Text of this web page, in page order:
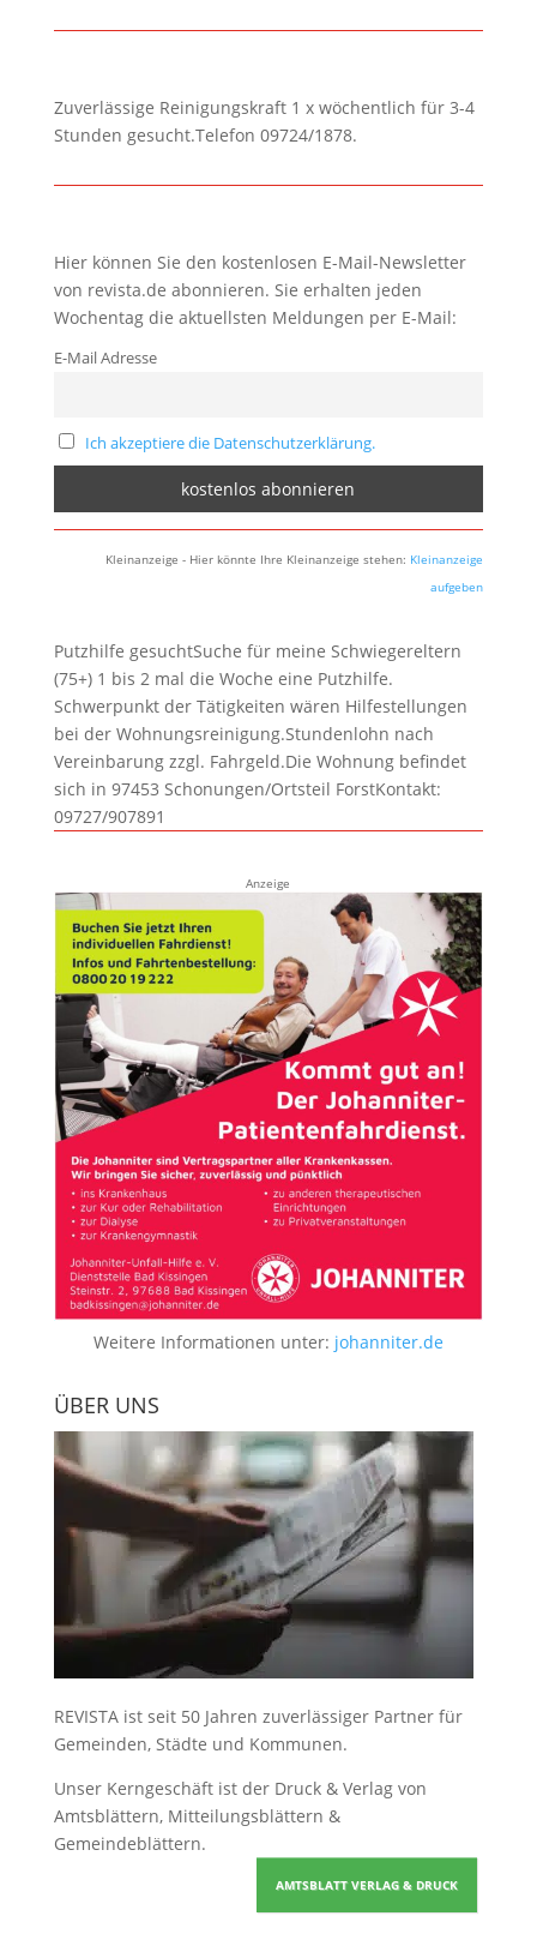
Zuverlässige Reinigungskraft 1 x wöchentlich für 3-4
Stunden gesucht.Telefon 09724/1878.
Hier können Sie den kostenlosen E-Mail-Newsletter
von revista.de abonnieren. Sie erhalten jeden
Wochentag die aktuellsten Meldungen per E-Mail:
E-Mail Adresse
Ich akzeptiere die Datenschutzerklärung.
Kleinanzeige - Hier könnte Ihre Kleinanzeige stehen: Kleinanzeige
aufgeben
Putzhilfe gesuchtSuche für meine Schwiegereltern
(75+) 1 bis 2 mal die Woche eine Putzhilfe.
Schwerpunkt der Tätigkeiten wären Hilfestellungen
bei der Wohnungsreinigung.Stundenlohn nach
Vereinbarung zzgl. Fahrgeld.Die Wohnung befindet
sich in 97453 Schonungen/Ortsteil ForstKontakt:
09727/907891
Anzeige
Weitere Informationen unter: johanniter.de
ÜBER UNS
REVISTA ist seit 50 Jahren zuverlässiger Partner für
Gemeinden, Städte und Kommunen.
Unser Kerngeschäft ist der Druck & Verlag von
Amtsblättern, Mitteilungsblättern &
Gemeindeblättern.
AMTSBLATT VERLAG & DRUCK